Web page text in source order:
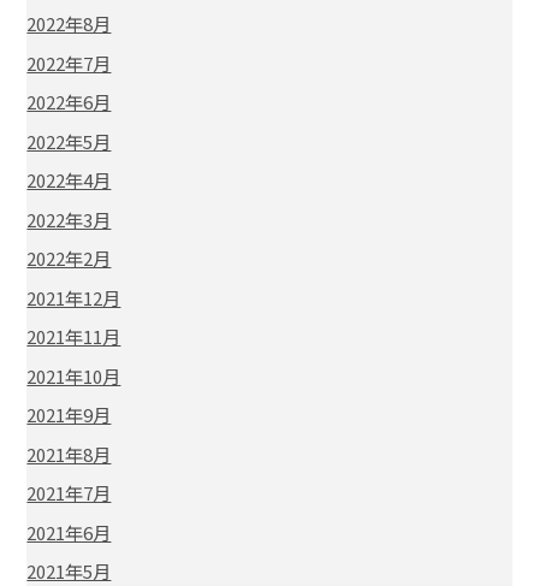
2022年8月
2022年7月
2022年6月
2022年5月
2022年4月
2022年3月
2022年2月
2021年12月
2021年11月
2021年10月
2021年9月
2021年8月
2021年7月
2021年6月
2021年5月